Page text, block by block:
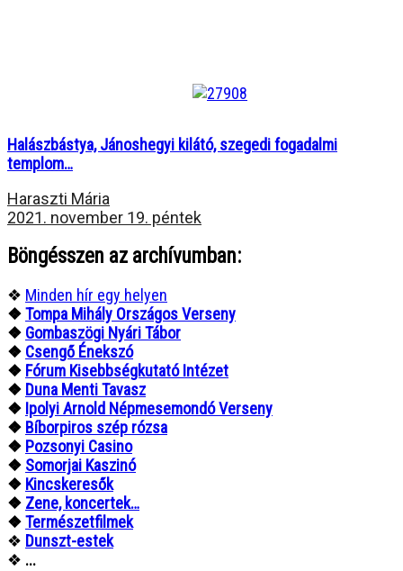
Halászbástya, Jánoshegyi kilátó, szegedi fogadalmi
templom…
Haraszti Mária
2021. november 19. péntek
Böngésszen az archívumban:
❖ Minden hír egy helyen
❖Tompa Mihály Országos Verseny
❖ Gombaszögi Nyári Tábor
❖ Csengő Énekszó
❖ Fórum Kisebbségkutató Intézet
❖ Duna Menti Tavasz
❖ Ipolyi Arnold Népmesemondó Verseny
❖ Bíborpiros szép rózsa
❖ Pozsonyi Casino
❖ Somorjai Kaszinó
❖ Kincskeresők
❖ Zene, koncertek…
❖Természetfilmek
❖ Dunszt-estek
❖ ...